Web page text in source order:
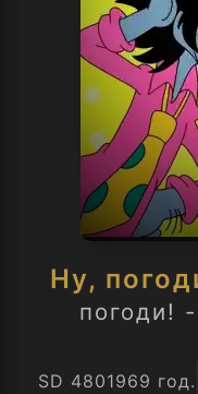
Ну,
погоди!
SD 4801969 год.